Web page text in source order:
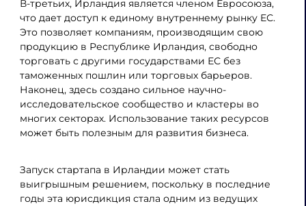
В-третьих, Ирландия является членом Евросоюза,
что дает доступ к единому внутреннему рынку ЕС.
Это позволяет компаниям, производящим свою
продукцию в Республике Ирландия, свободно
торговать с другими государствами ЕС без
таможенных пошлин или торговых барьеров.
Наконец, здесь создано сильное научно-
исследовательское сообщество и кластеры во
многих секторах. Использование таких ресурсов
может быть полезным для развития бизнеса.
Запуск стартапа в Ирландии может стать
выигрышным решением, поскольку в последние
годы эта юрисдикция стала одним из ведущих